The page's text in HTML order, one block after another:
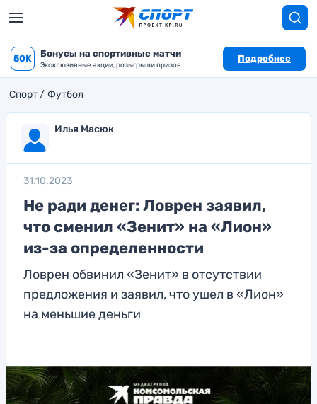
50K Бонусы на спортивные матчи
Эксклюзивные акции, розыгрыши призов
Подробнее
Спорт Футбол
Илья Масюк
31.10.2023
Не ради денег: Ловрен заявил,
что сменил «Зенит» на «Лион»
из-за определенности
Ловрен обвинил «Зенит» в отсутствии
предложения и заявил, что ушел в «Лион»
на меньшие деньги